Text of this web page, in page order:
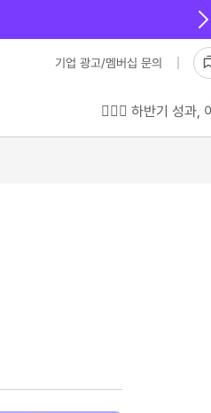
기업 광고/멤버십 문의
💁🏻‍♂️ 하반기 성과,